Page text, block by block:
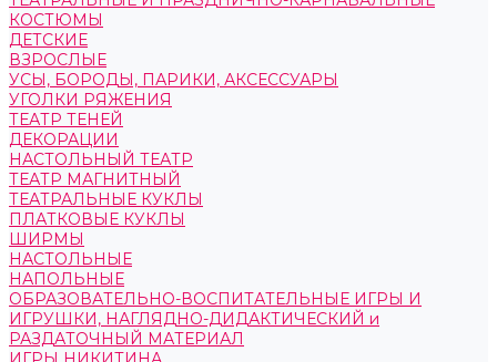
КОСТЮМЫ
ДЕТСКИЕ
ВЗРОСЛЫЕ
УСЫ, БОРОДЫ, ПАРИКИ, АКСЕССУАРЫ
УГОЛКИ РЯЖЕНИЯ
ТЕАТР ТЕНЕЙ
ДЕКОРАЦИИ
НАСТОЛЬНЫЙ ТЕАТР
ТЕАТР МАГНИТНЫЙ
ТЕАТРАЛЬНЫЕ КУКЛЫ
ПЛАТКОВЫЕ КУКЛЫ
ШИРМЫ
НАСТОЛЬНЫЕ
НАПОЛЬНЫЕ
ОБРАЗОВАТЕЛЬНО-ВОСПИТАТЕЛЬНЫЕ ИГРЫ И
ИГРУШКИ, НАГЛЯДНО-ДИДАКТИЧЕСКИЙ и
РАЗДАТОЧНЫЙ МАТЕРИАЛ